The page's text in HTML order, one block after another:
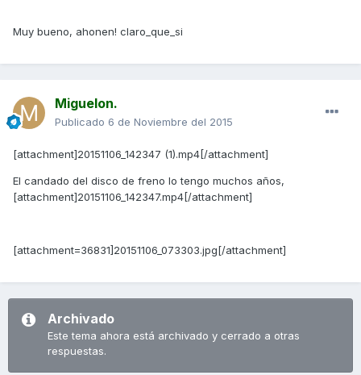
Muy bueno, ahonen! claro_que_si
Miguelon.
Publicado 6 de Noviembre del 2015
[attachment]20151106_142347 (1).mp4[/attachment]
El candado del disco de freno lo tengo muchos años,
[attachment]20151106_142347.mp4[/attachment]
[attachment=36831]20151106_073303.jpg[/attachment]
Archivado
Este tema ahora está archivado y cerrado a otras
respuestas.